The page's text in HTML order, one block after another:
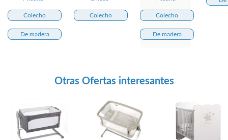
Colecho
De madera
Colecho Colecho
De madera
Otras Ofertas interesantes